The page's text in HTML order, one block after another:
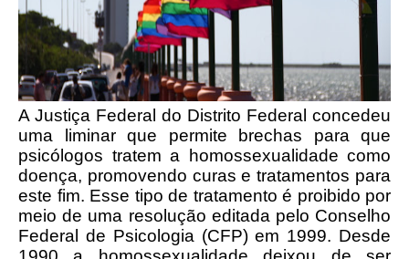
A Justiça Federal do Distrito Federal concedeu
uma liminar que permite brechas para que
psicólogos tratem a homossexualidade como
doença, promovendo curas e tratamentos para
este fim. Esse tipo de tratamento é proibido por
meio de uma resolução editada pelo Conselho
Federal de Psicologia (CFP) em 1999. Desde